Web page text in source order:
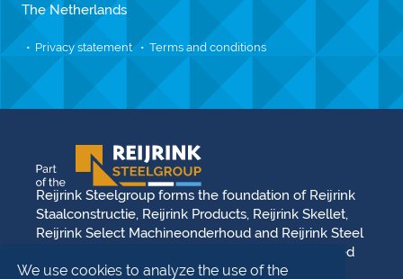
We use cookies to analyze the use of the
The Netherlands
Privacy statement Terms and conditions
Reijrink Steelgroup forms the foundation of Reijrink
Staalconstructie, Reijrink Products, Reijrink Skellet,
Reijrink Select Machineonderhoud and Reijrink Steel
Stable. It stands for tight collaboration and a shared
future vision. Each division operates from its own